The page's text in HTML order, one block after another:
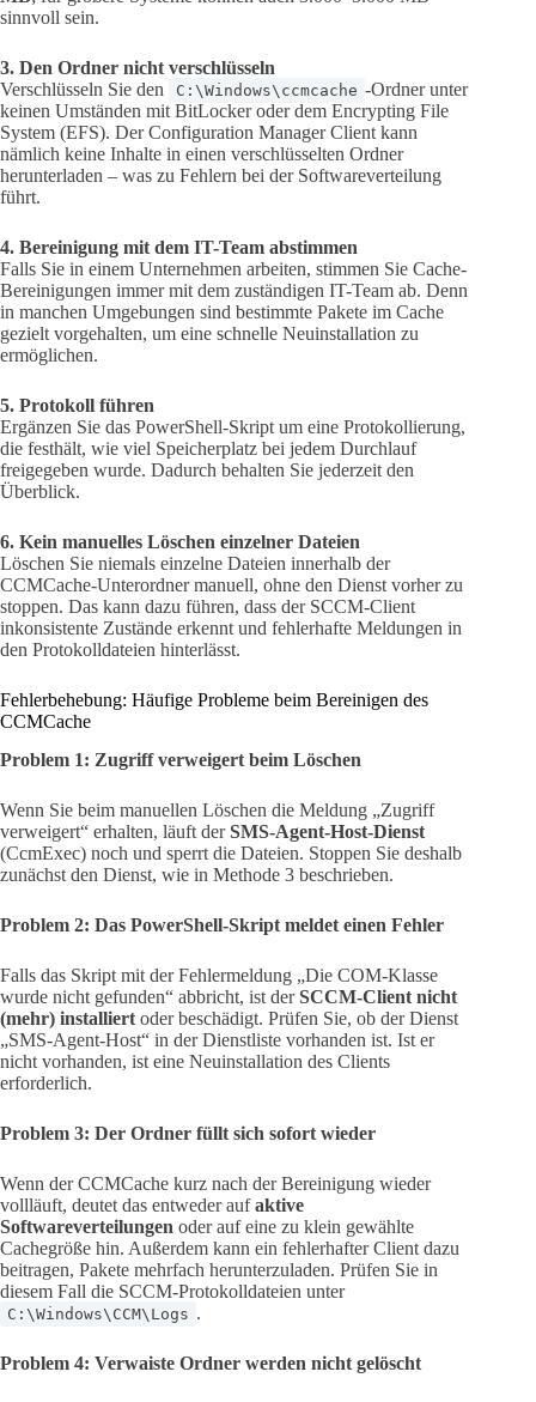
sinnvoll sein.
3. Den Ordner nicht verschlüsseln
Verschlüsseln Sie den
C:\Windows\ccmcache -Ordner unter
keinen Umständen mit BitLocker oder dem Encrypting File
System (EFS). Der Configuration Manager Client kann
nämlich keine Inhalte in einen verschlüsselten Ordner
herunterladen – was zu Fehlern bei der Softwareverteilung
führt.
4. Bereinigung mit dem IT-Team abstimmen
Falls Sie in einem Unternehmen arbeiten, stimmen Sie Cache-
Bereinigungen immer mit dem zuständigen IT-Team ab. Denn
in manchen Umgebungen sind bestimmte Pakete im Cache
gezielt vorgehalten, um eine schnelle Neuinstallation zu
ermöglichen.
5. Protokoll führen
Ergänzen Sie das PowerShell-Skript um eine Protokollierung,
die festhält, wie viel Speicherplatz bei jedem Durchlauf
freigegeben wurde. Dadurch behalten Sie jederzeit den
Überblick.
6. Kein manuelles Löschen einzelner Dateien
Löschen Sie niemals einzelne Dateien innerhalb der
CCMCache-Unterordner manuell, ohne den Dienst vorher zu
stoppen. Das kann dazu führen, dass der SCCM-Client
inkonsistente Zustände erkennt und fehlerhafte Meldungen in
den Protokolldateien hinterlässt.
Fehlerbehebung: Häufige Probleme beim Bereinigen des
CCMCache
Problem 1: Zugriff verweigert beim Löschen
Wenn Sie beim manuellen Löschen die Meldung „Zugriff
verweigert“ erhalten, läuft derSMS-Agent-Host-Dienst
(CcmExec) noch und sperrt die Dateien. Stoppen Sie deshalb
zunächst den Dienst, wie in Methode 3 beschrieben.
Problem 2: Das PowerShell-Skript meldet einen Fehler
Falls das Skript mit der Fehlermeldung „Die COM-Klasse
wurde nicht gefunden“ abbricht, ist derSCCM-Client nicht
(mehr) installiert oder beschädigt. Prüfen Sie, ob der Dienst
„SMS-Agent-Host“ in der Dienstliste vorhanden ist. Ist er
nicht vorhanden, ist eine Neuinstallation des Clients
erforderlich.
Problem 3: Der Ordner füllt sich sofort wieder
Wenn der CCMCache kurz nach der Bereinigung wieder
vollläuft, deutet das entweder aufaktive
Softwareverteilungen oder auf eine zu klein gewählte
Cachegröße hin. Außerdem kann ein fehlerhafter Client dazu
beitragen, Pakete mehrfach herunterzuladen. Prüfen Sie in
diesem Fall die SCCM-Protokolldateien unter
C:\Windows\CCM\Logs .
Problem 4: Verwaiste Ordner werden nicht gelöscht